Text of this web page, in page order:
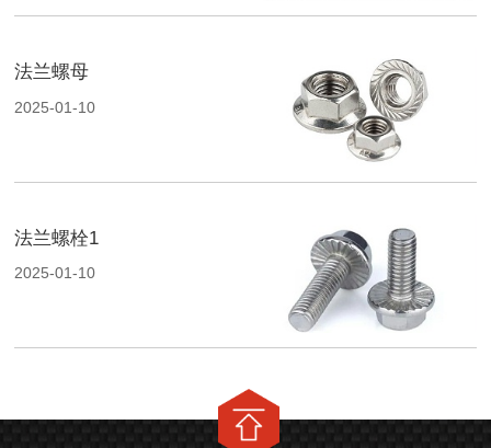
法兰螺母
2025-01-10
法兰螺栓1
2025-01-10